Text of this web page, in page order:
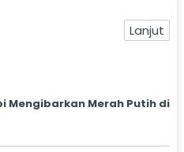
Lanjut
Mengibarkan Merah Putih di